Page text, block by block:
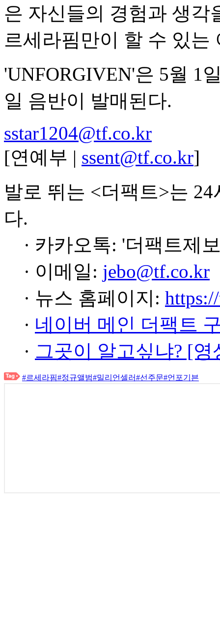
은 자신들의 경험과 생각
르세라핌만이 할 수 있는
'UNFORGIVEN'은 5월 1
일 음반이 발매된다.
sstar1204@tf.co.kr
[연예부 | ssent@tf.co.kr]
발로 뛰는 <더팩트>는
다.
· 카카오톡: '더팩트제
· 이메일: jebo@tf.co.kr
· 뉴스 홈페이지:
· 네이버 메인 더팩트
· 그곳이 알고싶냐? [
#르세라핌#정규앨범#밀리언셀러#선주문#언포기븐